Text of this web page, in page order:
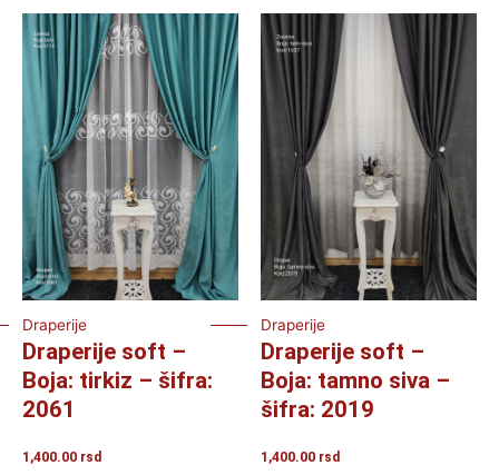
Draperije
Draperije soft –
Boja: tirkiz – šifra:
2061
1,400.00 rsd
Draperije
Draperije soft –
Boja: tamno siva –
šifra: 2019
1,400.00 rsd